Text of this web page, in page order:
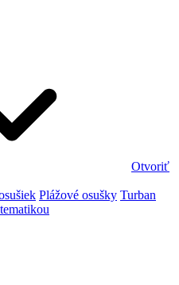
Otvoriť
Plážové osušky Turban